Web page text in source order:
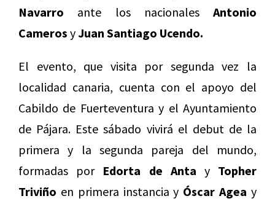
Navarro ante los nacionales Antonio
Cameros yJuan Santiago Ucendo.
El evento, que visita por segunda vez la
localidad canaria, cuenta con el apoyo del
Cabildo de Fuerteventura y el Ayuntamiento
de Pájara. Este sábado vivirá el debut de la
primera y la segunda pareja del mundo,
formadas por Edorta de Anta y Topher
Triviño en primera instancia y Óscar Agea y